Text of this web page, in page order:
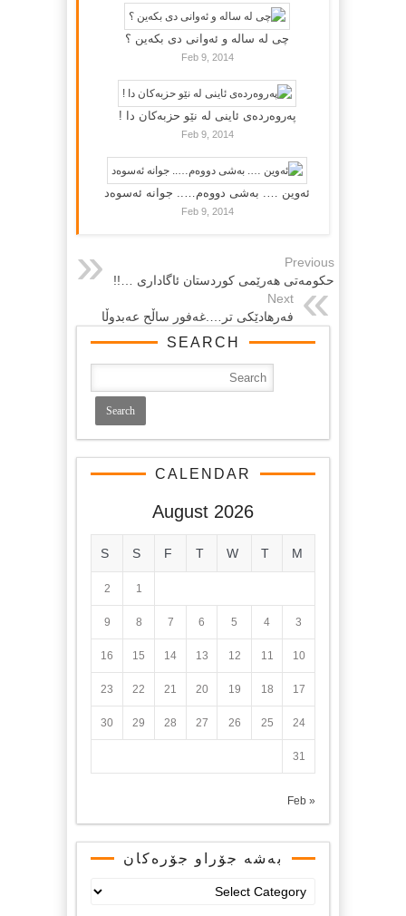
چی لە سالە و ئەوانی دی بكەین ؟
Feb 9, 2014
پەروەردەی ئاینی لە نێو حزبەکان دا !
Feb 9, 2014
ئەوین …. بەشی دووەم….. جوانە ئەسوەد
Feb 9, 2014
Previous
حکومه‌تی هه‌رێمی کوردستان ئاگاداری …!!
Next
فەرهادێكی تر….غەفور ساڵح عەبدوڵا
SEARCH
CALENDAR
August 2026
M
T
W
T
F
S
S
1
2
3
4
5
6
7
8
9
10
11
12
13
14
15
16
17
18
19
20
21
22
23
24
25
26
27
28
29
30
31
« Feb
بەشە جۆراو جۆرەکان